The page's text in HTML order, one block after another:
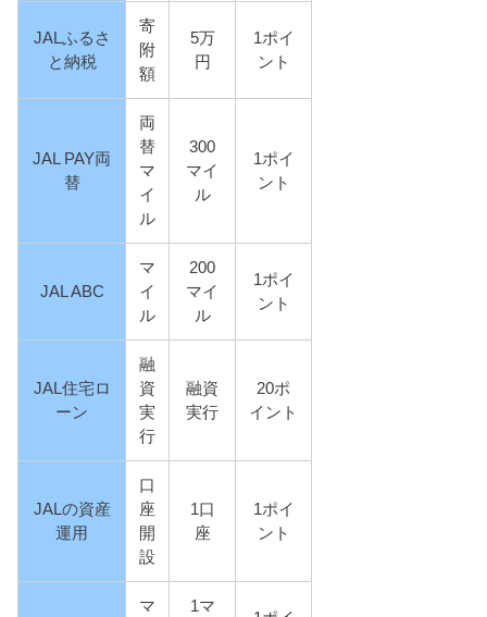
JALふるさ
と納税
寄
附
額
5万
円
1ポイ
ント
JAL PAY両
替
両
替
マ
イ
ル
300
マイ
ル
1ポイ
ント
JAL ABC
マ
イ
ル
200
マイ
ル
1ポイ
ント
JAL住宅ロ
ーン
融
資
実
行
融資
実行
20ポ
イント
JALの資産
運用
口
座
開
設
1口
座
1ポイ
ント
マ 1マ